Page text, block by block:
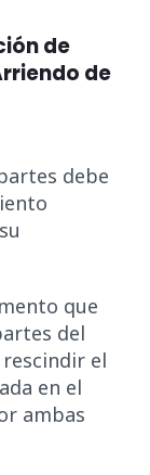
de
de
debe
que
del
el
en el
ambas